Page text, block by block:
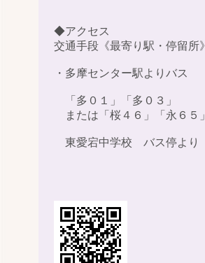
◆アクセス
交通手段《最寄り駅・停留所》
・多摩センター駅よりバス
「多０１」「多０３」
または「桜４６」「永６５」
東愛宕中学校 バス停より